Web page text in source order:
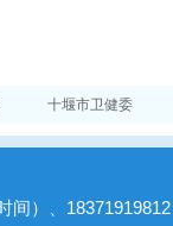
十堰市卫健委
间）、